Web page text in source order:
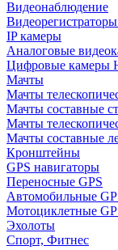
Видеонаблюдение
IP камеры
Аналоговые
Цифровые камеры
Мачты
Мачты
Мачты составные
Мачты
Мачты составные
Кронштейны
GPS навигаторы
Переносные GPS
Автомобильные
Мотоциклетные
Эхолоты
Спорт, Фитнес